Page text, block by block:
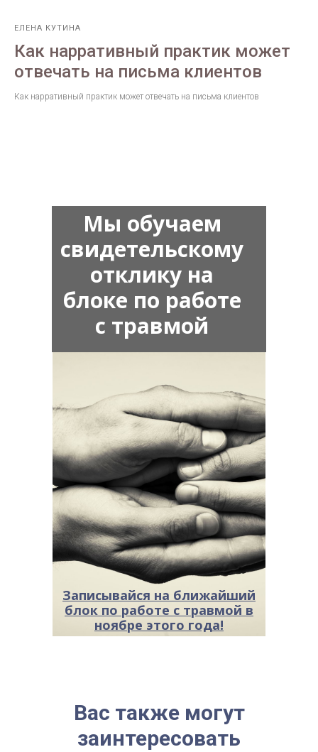
ЕЛЕНА КУТИНА
Как нарративный практик может
отвечать на письма клиентов
Как нарративный практик может отвечать на письма клиентов
Мы обучаем
свидетельскому
отклику на
блоке по работе
с травмой
Записывайся на ближайший
блок по работе с травмой в
ноябре этого года!
Вас также могут
заинтересовать